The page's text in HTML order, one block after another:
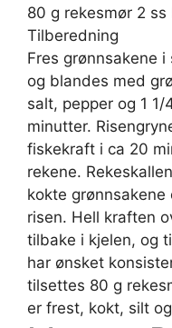
80 g rekesmør 2 ss
Tilberedning
Fres grønnsakene i
og blandes med
salt, pepper og 1
minutter.
fiskekraft i ca 20
rekene.
kokte
risen. Hell kraften
tilbake i kjelen, og
har ønsket
tilsettes 80 g
er frest, kokt, silt